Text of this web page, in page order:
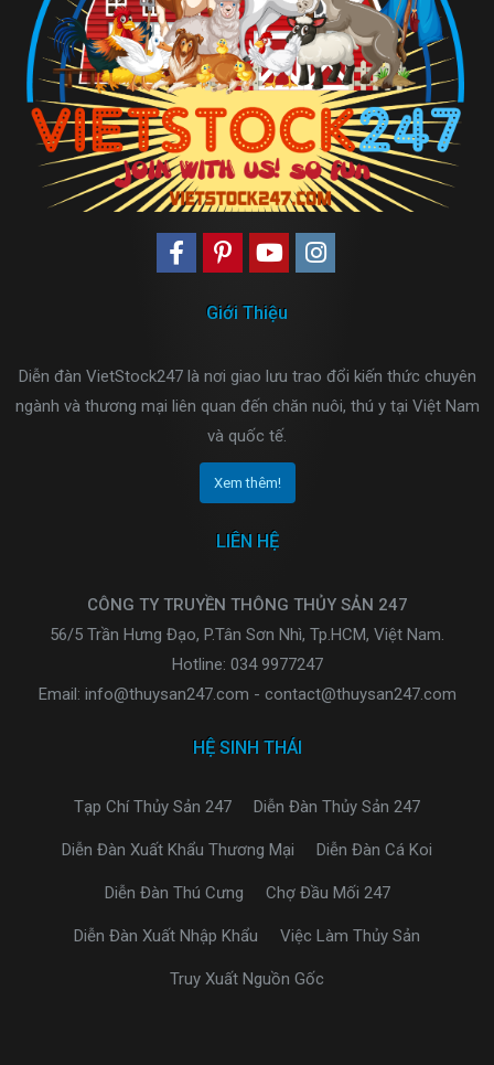
Giới Thiệu
Diễn đàn VietStock247 là nơi giao lưu trao đổi kiến thức chuyên
ngành và thương mại liên quan đến chăn nuôi, thú y tại Việt Nam
và quốc tế.
Xem thêm!
LIÊN HỆ
CÔNG TY TRUYỀN THÔNG THỦY SẢN 247
56/5 Trần Hưng Đạo, P.Tân Sơn Nhì, Tp.HCM, Việt Nam.
Hotline: 034 9977247
Email: info@thuysan247.com - contact@thuysan247.com
HỆ SINH THÁI
Tạp Chí Thủy Sản 247 Diễn Đàn Thủy Sản 247
Diễn Đàn Xuất Khẩu Thương Mại Diễn Đàn Cá Koi
Diễn Đàn Thú Cưng Chợ Đầu Mối 247
Diễn Đàn Xuất Nhập Khẩu Việc Làm Thủy Sản
Truy Xuất Nguồn Gốc